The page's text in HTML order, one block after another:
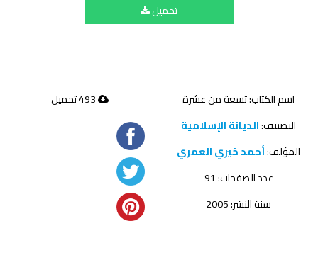
تحميل
اسم الكتاب: تسعة من عشرة
التصنيف:الديانة الإسلامية
المؤلف:أحمد خيري العمري
عدد الصفحات: 91
سنة النشر: 2005